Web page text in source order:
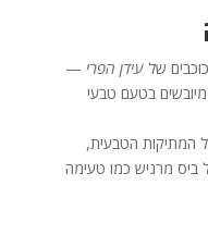
של עידן הפרי —
בטעם טבעי
המתיקות הטבעית,
ביס מרגיש כמו טעימה